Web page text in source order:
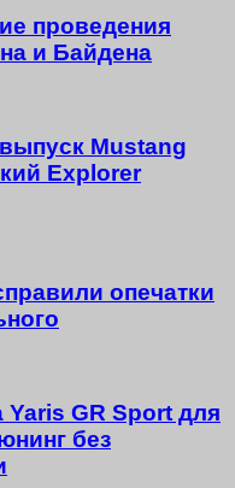
проведения
и Байдена
Mustang
Explorer
опечатки
GR Sport для
без